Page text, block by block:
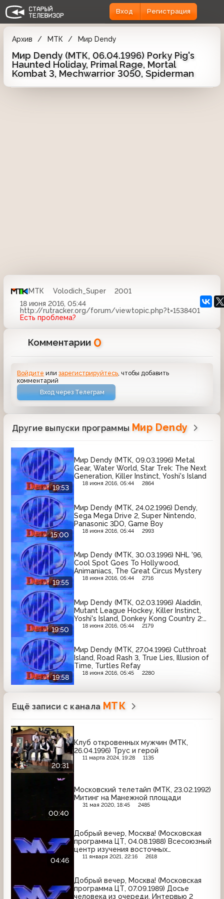
Вход Регистрация
Архив МТК Мир Dendy
Мир Dendy (МТК, 06.04.1996) Porky Pig's
Haunted Holiday, Primal Rage, Mortal
Kombat 3, Mechwarrior 3050, Spiderman
МТК Volodich_Super
2001
18 июня 2016, 05:44
http://rutracker.org/forum/viewtopic.php?t=1538401
Есть проблема?
Комментарии 0
Войдите илизарегистрируйтесь , чтобы добавить
комментарий
Вход через Телеграм
Другие выпуски программы Мир Dendy
19:53
Мир Dendy (МТК, 09.03.1996) Metal
Gear, Water World, Star Trek: The Next
Generation, Killer Instinct, Yoshi's Island
18 июня 2016, 05:44 2864
15:00
Мир Dendy (МТК, 24.02.1996) Dendy,
Sega Mega Drive 2, Super Nintendo,
Panasonic 3DO, Game Boy
18 июня 2016, 05:44 2993
19:55
Мир Dendy (МТК, 30.03.1996) NHL '96,
Cool Spot Goes To Hollywood,
Animaniacs, The Great Circus Mystery
18 июня 2016, 05:44 2716
19:50
Мир Dendy (МТК, 02.03.1996) Aladdin,
Mutant League Hockey, Killer Instinct,
Yoshi's Island, Donkey Kong Country 2:
Diddy's Kong Quest
18 июня 2016, 05:44 2179
19:58
Мир Dendy (МТК, 27.04.1996) Cutthroat
Island, Road Rash 3, True Lies, Illusion of
Time, Turtles Refay
18 июня 2016, 05:45 2280
Ещё записи с канала МТК
20:31
Клуб откровенных мужчин (МТК,
26.04.1996) Трус и герой
11 марта 2024, 19:28 1135
00:40
Московский телетайп (МТК, 23.02.1992)
Митинг на Манежной площади
31 мая 2020, 18:45 2485
04:46
Добрый вечер, Москва! (Московская
программа ЦТ, 04.08.1988) Всесоюзный
центр изучения восточных
единоборств при Философском
11 января 2021, 22:16 2618
Добрый вечер, Москва! (Московская
программа ЦТ, 07.09.1989) Досье
человека из очереди. Интервью 2